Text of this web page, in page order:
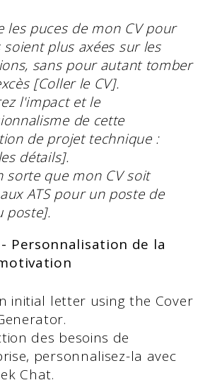
les puces de mon CV pour
soient plus axées sur les
sans pour autant tomber
[Coller le CV].
l'impact et le
de cette
de projet technique :
détails].
sorte que mon CV soit
ATS pour un poste de
poste].
Personnalisation de la
initial letter using the Cover
des besoins de
personnalisez-la avec
Chat.